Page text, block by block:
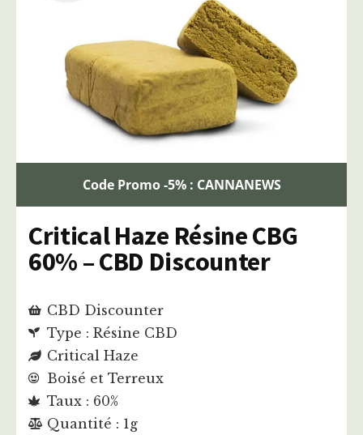
Code Promo -5% : CANNANEWS
Critical Haze Résine CBG
60% – CBD Discounter
CBD Discounter
Type : Résine CBD
Critical Haze
Boisé et Terreux
Taux : 60%
Quantité : 1g